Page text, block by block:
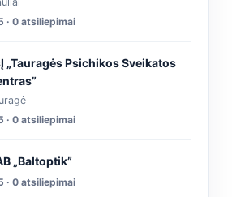
· 0 atsiliepimai
„Tauragės Psichikos Sveikatos
· 0 atsiliepimai
„Baltoptik”
· 0 atsiliepimai